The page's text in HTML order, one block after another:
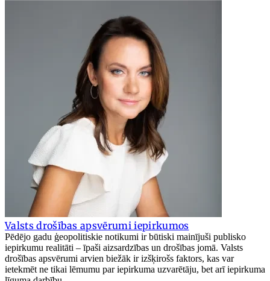
Valsts drošības apsvērumi iepirkumos
Pēdējo gadu ģeopolitiskie notikumi ir būtiski mainījuši publisko
iepirkumu realitāti – īpaši aizsardzības un drošības jomā. Valsts
drošības apsvērumi arvien biežāk ir izšķirošs faktors, kas var
ietekmēt ne tikai lēmumu par iepirkuma uzvarētāju, bet arī iepirkuma